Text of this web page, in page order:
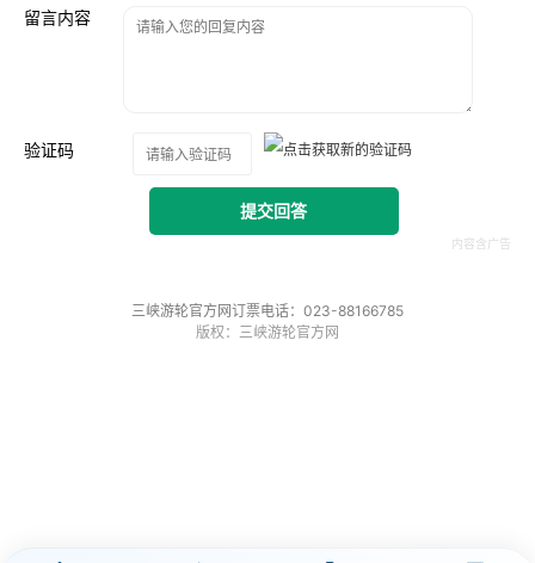
留言内容
验证码
提交回答
三峡游轮官方网订票电话：023-88166785
版权：三峡游轮官方网